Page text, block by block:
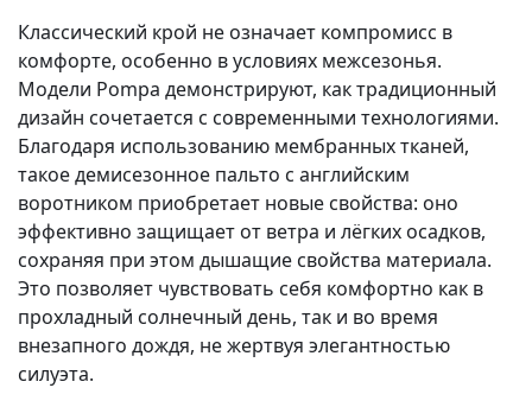
Классический крой не означает компромисс в
комфорте, особенно в условиях межсезонья.
Модели Pompa демонстрируют, как традиционный
дизайн сочетается с современными технологиями.
Благодаря использованию мембранных тканей,
такое демисезонное пальто с английским
воротником приобретает новые свойства: оно
эффективно защищает от ветра и лёгких осадков,
сохраняя при этом дышащие свойства материала.
Это позволяет чувствовать себя комфортно как в
прохладный солнечный день, так и во время
внезапного дождя, не жертвуя элегантностью
силуэта.